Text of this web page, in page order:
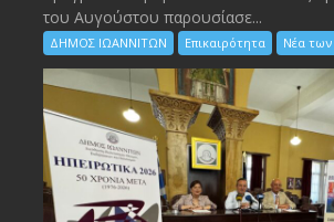
του Αυγούστου παρουσίασε...
ΔΗΜΟΣ ΙΩΑΝΝΙΤΩΝ Επικαιρότητα Νέα